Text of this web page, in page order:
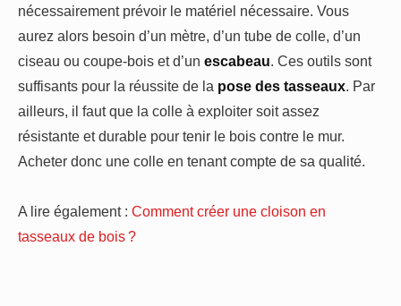
nécessairement prévoir le matériel nécessaire. Vous
aurez alors besoin d’un mètre, d’un tube de colle, d’un
ciseau ou coupe-bois et d’un escabeau. Ces outils sont
suffisants pour la réussite de la pose des tasseaux. Par
ailleurs, il faut que la colle à exploiter soit assez
résistante et durable pour tenir le bois contre le mur.
Acheter donc une colle en tenant compte de sa qualité.
A lire également : Comment créer une cloison en
tasseaux de bois ?